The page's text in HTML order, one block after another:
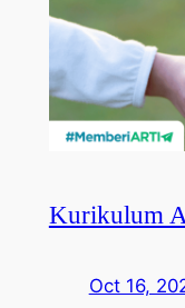
Kurikulum
Oct 16,